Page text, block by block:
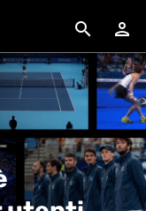
search person